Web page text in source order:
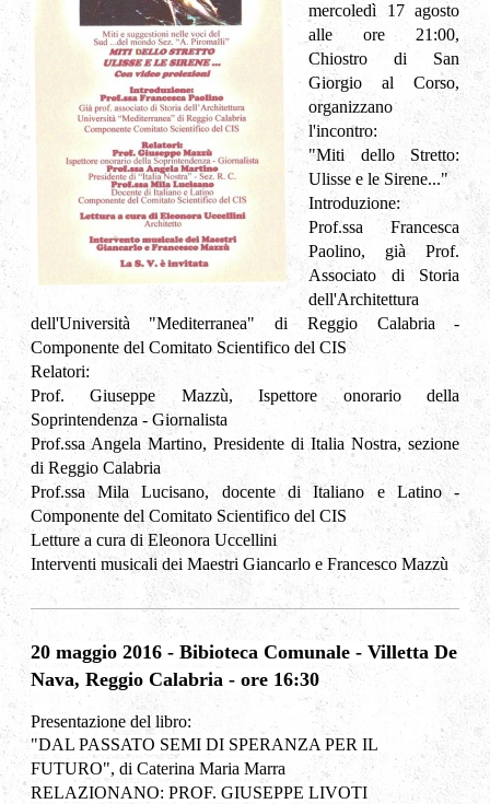
mercoledì 17 agosto
alle ore 21:00,
Chiostro di San
Giorgio al Corso,
organizzano
l'incontro:
"Miti dello Stretto:
Ulisse e le Sirene..."
Introduzione:
Prof.ssa Francesca
Paolino, già Prof.
Associato di Storia
dell'Architettura
dell'Università "Mediterranea" di Reggio Calabria -
Componente del Comitato Scientifico del CIS
Relatori:
Prof. Giuseppe Mazzù, Ispettore onorario della
Soprintendenza - Giornalista
Prof.ssa Angela Martino, Presidente di Italia Nostra, sezione
di Reggio Calabria
Prof.ssa Mila Lucisano, docente di Italiano e Latino -
Componente del Comitato Scientifico del CIS
Letture a cura di Eleonora Uccellini
Interventi musicali dei Maestri Giancarlo e Francesco Mazzù
20 maggio 2016 - Bibioteca Comunale - Villetta De
Nava, Reggio Calabria - ore 16:30
Presentazione del libro:
"DAL PASSATO SEMI DI SPERANZA PER IL
FUTURO", di Caterina Maria Marra
RELAZIONANO: PROF. GIUSEPPE LIVOTI